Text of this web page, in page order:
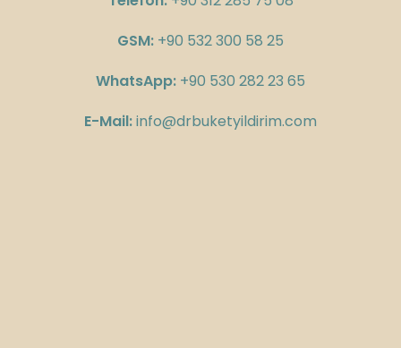
GSM: +90 532 300 58 25
WhatsApp: +90 530 282 23 65
E-Mail:info@drbuketyildirim.com